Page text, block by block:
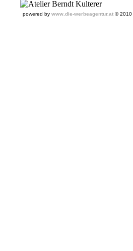
powered by www.die-werbeagentur.at © 2010